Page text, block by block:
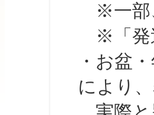
※一部、
※「発送
・お盆・
により